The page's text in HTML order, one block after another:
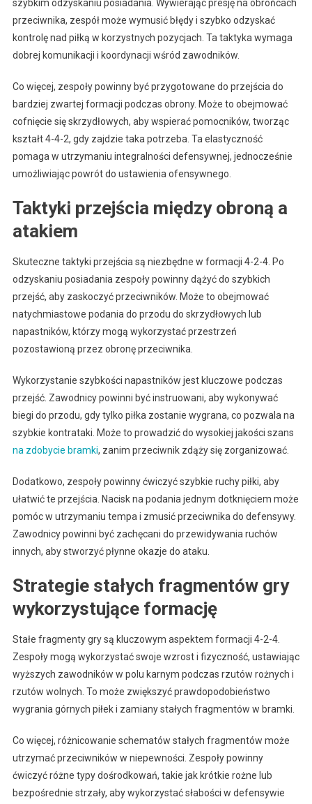
szybkim odzyskaniu posiadania. Wywierając presję na obrońcach
przeciwnika, zespół może wymusić błędy i szybko odzyskać
kontrolę nad piłką w korzystnych pozycjach. Ta taktyka wymaga
dobrej komunikacji i koordynacji wśród zawodników.
Co więcej, zespoły powinny być przygotowane do przejścia do
bardziej zwartej formacji podczas obrony. Może to obejmować
cofnięcie się skrzydłowych, aby wspierać pomocników, tworząc
kształt 4-4-2, gdy zajdzie taka potrzeba. Ta elastyczność
pomaga w utrzymaniu integralności defensywnej, jednocześnie
umożliwiając powrót do ustawienia ofensywnego.
Taktyki przejścia między obroną a
atakiem
Skuteczne taktyki przejścia są niezbędne w formacji 4-2-4. Po
odzyskaniu posiadania zespoły powinny dążyć do szybkich
przejść, aby zaskoczyć przeciwników. Może to obejmować
natychmiastowe podania do przodu do skrzydłowych lub
napastników, którzy mogą wykorzystać przestrzeń
pozostawioną przez obronę przeciwnika.
Wykorzystanie szybkości napastników jest kluczowe podczas
przejść. Zawodnicy powinni być instruowani, aby wykonywać
biegi do przodu, gdy tylko piłka zostanie wygrana, co pozwala na
szybkie kontrataki. Może to prowadzić do wysokiej jakości szans
na zdobycie bramki, zanim przeciwnik zdąży się zorganizować.
Dodatkowo, zespoły powinny ćwiczyć szybkie ruchy piłki, aby
ułatwić te przejścia. Nacisk na podania jednym dotknięciem może
pomóc w utrzymaniu tempa i zmusić przeciwnika do defensywy.
Zawodnicy powinni być zachęcani do przewidywania ruchów
innych, aby stworzyć płynne okazje do ataku.
Strategie stałych fragmentów gry
wykorzystujące formację
Stałe fragmenty gry są kluczowym aspektem formacji 4-2-4.
Zespoły mogą wykorzystać swoje wzrost i fizyczność, ustawiając
wyższych zawodników w polu karnym podczas rzutów rożnych i
rzutów wolnych. To może zwiększyć prawdopodobieństwo
wygrania górnych piłek i zamiany stałych fragmentów w bramki.
Co więcej, różnicowanie schematów stałych fragmentów może
utrzymać przeciwników w niepewności. Zespoły powinny
ćwiczyć różne typy dośrodkowań, takie jak krótkie rożne lub
bezpośrednie strzały, aby wykorzystać słabości w defensywie